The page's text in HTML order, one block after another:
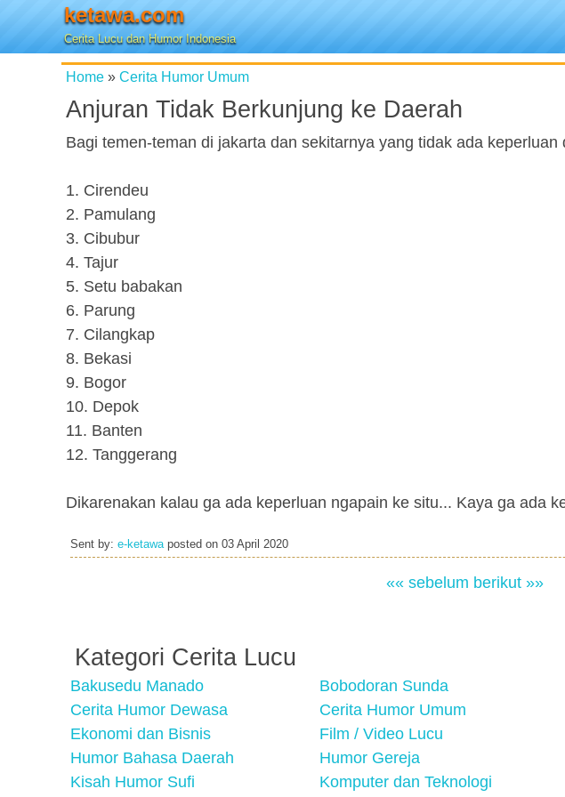
ketawa.com
Cerita Lucu dan Humor Indonesia
Home » Cerita Humor Umum
Anjuran Tidak Berkunjung ke Daerah
Bagi temen-teman di jakarta dan sekitarnya yang tidak ada
1. Cirendeu
2. Pamulang
3. Cibubur
4. Tajur
5. Setu babakan
6. Parung
7. Cilangkap
8. Bekasi
9. Bogor
10. Depok
11. Banten
12. Tanggerang
Dikarenakan kalau ga ada keperluan ngapain ke situ... Kaya ga ada
Sent by: e-ketawaposted on 03 April 2020
«« sebelum berikut »»
Kategori Cerita Lucu
Bakusedu Manado Bobodoran Sunda
Cerita Humor Dewasa
Cerita Humor Umum
Ekonomi dan Bisnis
Film / Video Lucu
Humor Bahasa Daerah
Humor Gereja
Kisah Humor Sufi
Komputer dan Teknologi